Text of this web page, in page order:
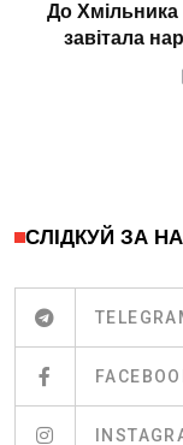
До Хмільника
завітала
СЛІДКУЙ ЗА